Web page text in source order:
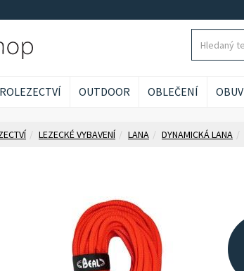
OUTDOOR OBLEČENÍ OBUV
LEZECKÉ VYBAVENÍ LANA DYNAMICKÁ LANA